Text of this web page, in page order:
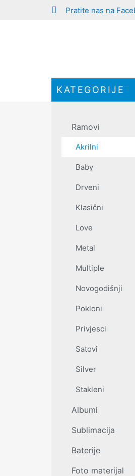
Pratite nas na
KATEGORIJE
Ramovi
Akrilni
Baby
Drveni
Klasični
Love
Metal
Multiple
Novogodišnji
Pokloni
Privjesci
Satovi
Silver
Stakleni
Albumi
Sublimacija
Baterije
Foto materijal